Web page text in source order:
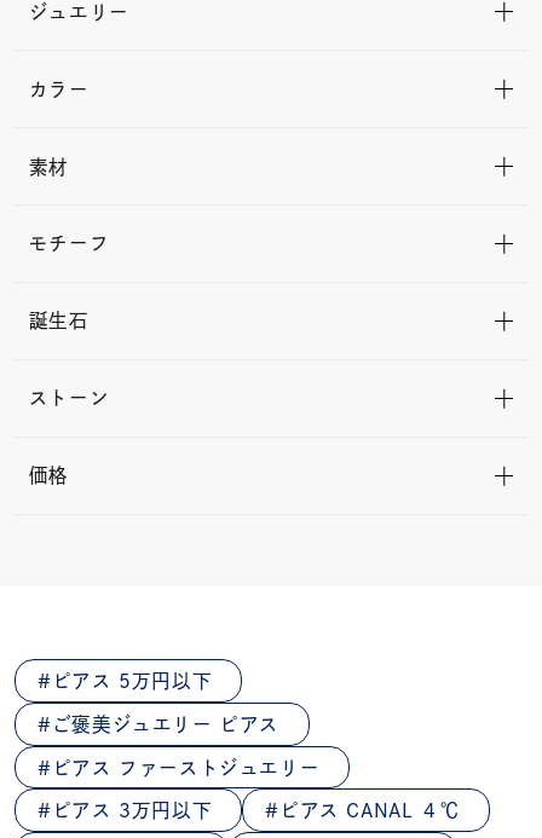
ジュエリー
カラー
素材
モチーフ
誕生石
ストーン
価格
ピアス 5万円以下
ご褒美ジュエリー ピアス
ピアス ファーストジュエリー
ピアス 3万円以下 ピアス CANAL ４℃